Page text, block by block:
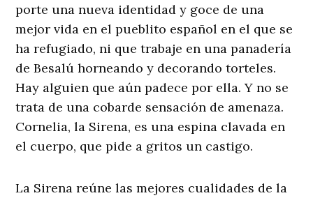
porte una nueva identidad y goce de una
mejor vida en el pueblito español en el que se
ha refugiado, ni que trabaje en una panadería
de Besalú horneando y decorando torteles.
Hay alguien que aún padece por ella. Y no se
trata de una cobarde sensación de amenaza.
Cornelia, la Sirena, es una espina clavada en
el cuerpo, que pide a gritos un castigo.
La Sirena reúne las mejores cualidades de la